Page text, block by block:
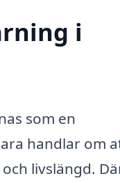
i
som en
handlar om
livslängd.